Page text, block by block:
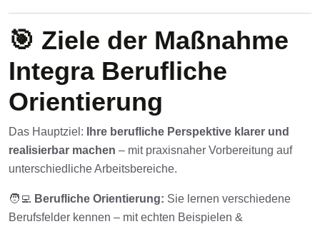
🎯 Ziele der Maßnahme
Integra Berufliche
Orientierung
Das Hauptziel:
Ihre berufliche Perspektive klarer und
realisierbar machen – mit praxisnaher Vorbereitung auf
unterschiedliche Arbeitsbereiche.
🧑‍💻 Berufliche Orientierung: Sie lernen verschiedene
Berufsfelder kennen – mit echten Beispielen &